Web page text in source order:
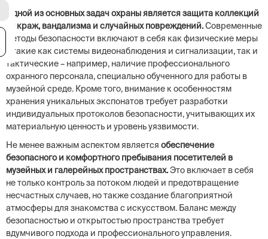
Одной из основных задач охраны является защита коллекций
от краж, вандализма и случайных повреждений.Современные
методы безопасности включают в себя как физические меры
– такие как системы видеонаблюдения и сигнализации, так и
тактические – например, наличие профессионального
охранного персонала, специально обученного для работы в
музейной среде. Кроме того, внимание к особенностям
хранения уникальных экспонатов требует разработки
индивидуальных протоколов безопасности, учитывающих их
материальную ценность и уровень уязвимости.
Не менее важным аспектом является обеспечение
безопасного и комфортного пребывания посетителей в
музейных и галерейных пространствах.Это включает в себя
не только контроль за потоком людей и предотвращение
несчастных случаев, но также создание благоприятной
атмосферы для знакомства с искусством. Баланс между
безопасностью и открытостью пространства требует
вдумчивого подхода и профессионального управления.